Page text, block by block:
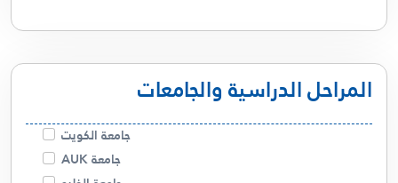
م. محمد حسن - Physics 121
أ. أشرف راجي - Linear Algebra
أ. أشرف راجي - Calculus C
م. محمد العتيبي - Calculus C
أ. أشرف راجي - Differential Equations
المراحل الدراسية والجامعات
جامعة الكويت
جامعة AUK